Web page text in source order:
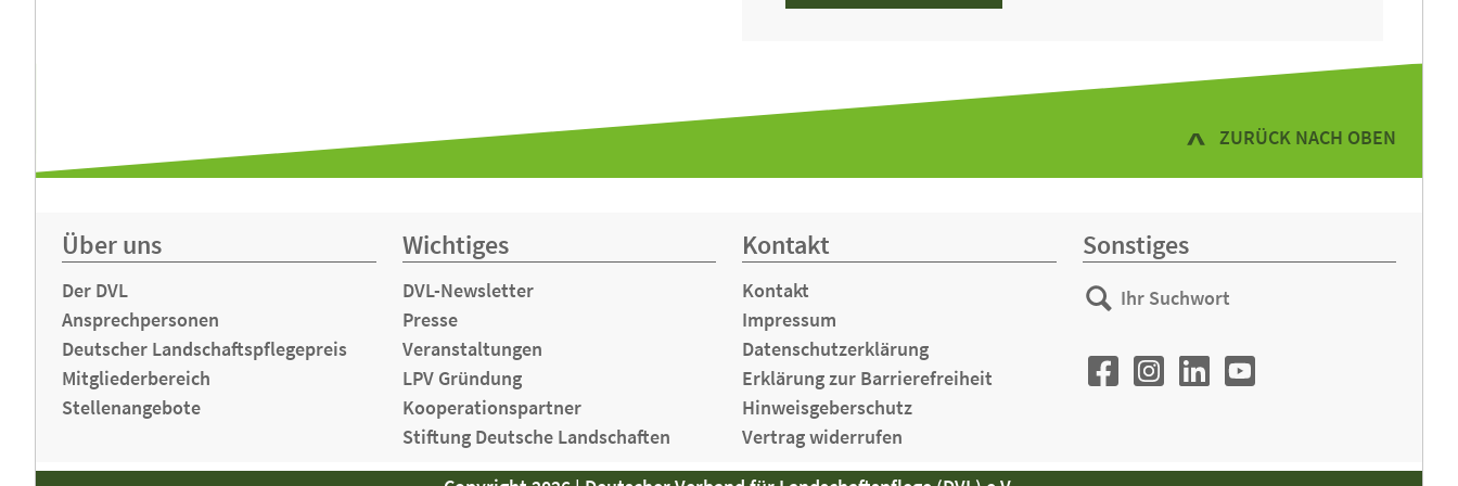
ZURÜCK NACH OBEN
Über uns
Der DVL
Ansprechpersonen
Deutscher Landschaftspflegepreis
Mitgliederbereich
Stellenangebote
Wichtiges
DVL-Newsletter
Presse
Veranstaltungen
LPV Gründung
Kooperationspartner
Stiftung Deutsche Landschaften
Kontakt
Kontakt
Impressum
Datenschutzerklärung
Erklärung zur Barrierefreiheit
Hinweisgeberschutz
Vertrag widerrufen
Sonstiges
Ihr
Suchwort
Suchen